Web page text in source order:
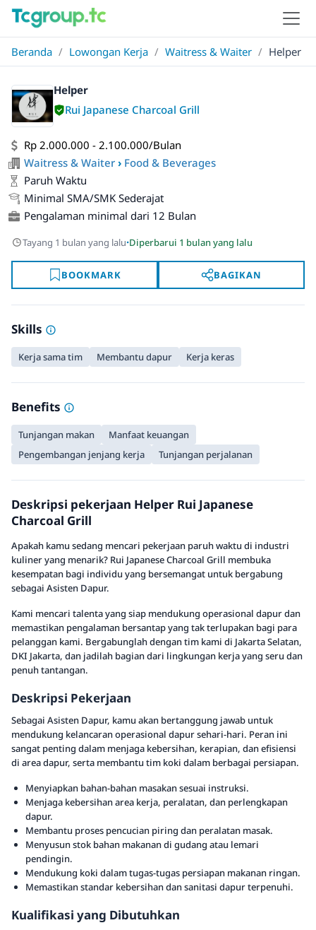
Beranda / Lowongan Kerja / Waitress & Waiter / Helper
Helper
Rui Japanese Charcoal Grill
Rp 2.000.000 - 2.100.000/Bulan
Waitress & Waiter › Food & Beverages
Paruh Waktu
Minimal SMA/SMK Sederajat
Pengalaman minimal dari 12 Bulan
Tayang 1 bulan yang lalu·Diperbarui 1 bulan yang lalu
BOOKMARK BAGIKAN
Skills
Kerja sama tim Membantu dapur Kerja keras
Benefits
Tunjangan makan
Manfaat keuangan
Pengembangan jenjang kerja
Tunjangan perjalanan
Deskripsi pekerjaan Helper Rui Japanese
Charcoal Grill
Apakah kamu sedang mencari pekerjaan paruh waktu di industri
kuliner yang menarik? Rui Japanese Charcoal Grill membuka
kesempatan bagi individu yang bersemangat untuk bergabung
sebagai Asisten Dapur.
Kami mencari talenta yang siap mendukung operasional dapur dan
memastikan pengalaman bersantap yang tak terlupakan bagi para
pelanggan kami. Bergabunglah dengan tim kami di Jakarta Selatan,
DKI Jakarta, dan jadilah bagian dari lingkungan kerja yang seru dan
penuh tantangan.
Deskripsi Pekerjaan
Sebagai Asisten Dapur, kamu akan bertanggung jawab untuk
mendukung kelancaran operasional dapur sehari-hari. Peran ini
sangat penting dalam menjaga kebersihan, kerapian, dan efisiensi
di area dapur, serta membantu tim koki dalam berbagai persiapan.
Menyiapkan bahan-bahan masakan sesuai instruksi.
Menjaga kebersihan area kerja, peralatan, dan perlengkapan
dapur.
Membantu proses pencucian piring dan peralatan masak.
Menyusun stok bahan makanan di gudang atau lemari
pendingin.
Mendukung koki dalam tugas-tugas persiapan makanan ringan.
Memastikan standar kebersihan dan sanitasi dapur terpenuhi.
Kualifikasi yang Dibutuhkan